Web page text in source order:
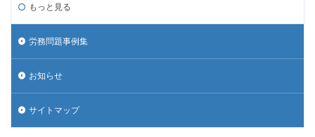
もっと見る
労務問題事例集
お知らせ
サイトマップ